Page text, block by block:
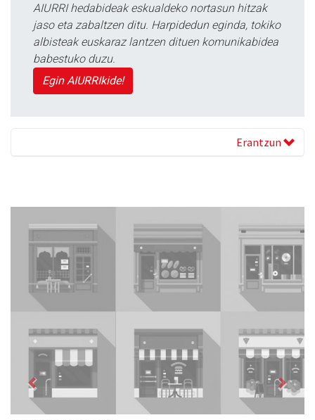
AIURRI hedabideak eskualdeko nortasun hitzak
jaso eta zabaltzen ditu. Harpidedun eginda, tokiko
albisteak euskaraz lantzen dituen komunikabidea
babestuko duzu.
Egin AIURRIkide!
Erantzun
Zizurkilgo Udala
Zizurkil - Udaletxeak
Previous Next